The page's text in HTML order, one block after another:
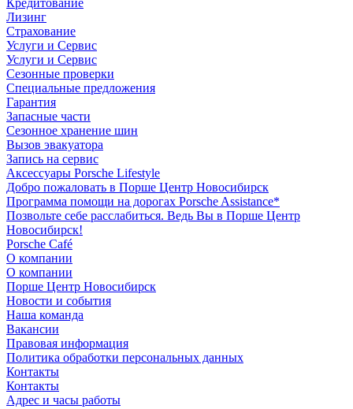
Кредитование
Лизинг
Страхование
Услуги и Сервис
Услуги и Сервис
Сезонные проверки
Специальные предложения
Гарантия
Запасные части
Сезонное хранение шин
Вызов эвакуатора
Запись на сервис
Аксессуары Porsche Lifestyle
Добро пожаловать в Порше Центр Новосибирск
Программа помощи на дорогах Porsche Assistance*
Позвольте себе расслабиться. Ведь Вы в Порше Центр
Новосибирск!
Porsche Café
О компании
О компании
Порше Центр Новосибирск
Новости и события
Наша команда
Вакансии
Правовая информация
Политика обработки персональных данных
Контакты
Контакты
Адрес и часы работы